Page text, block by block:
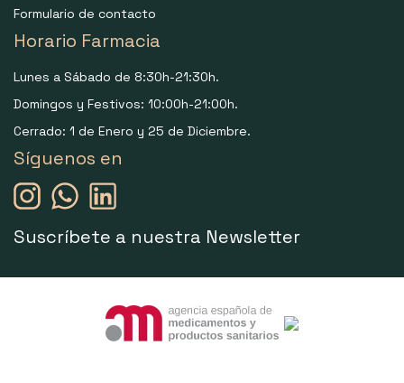
Formulario de contacto
Horario Farmacia
Lunes a Sábado de 8:30h-21:30h.
Domingos y Festivos: 10:00h-21:00h.
Cerrado: 1 de Enero y 25 de Diciembre.
Síguenos en
Suscríbete a nuestra Newsletter